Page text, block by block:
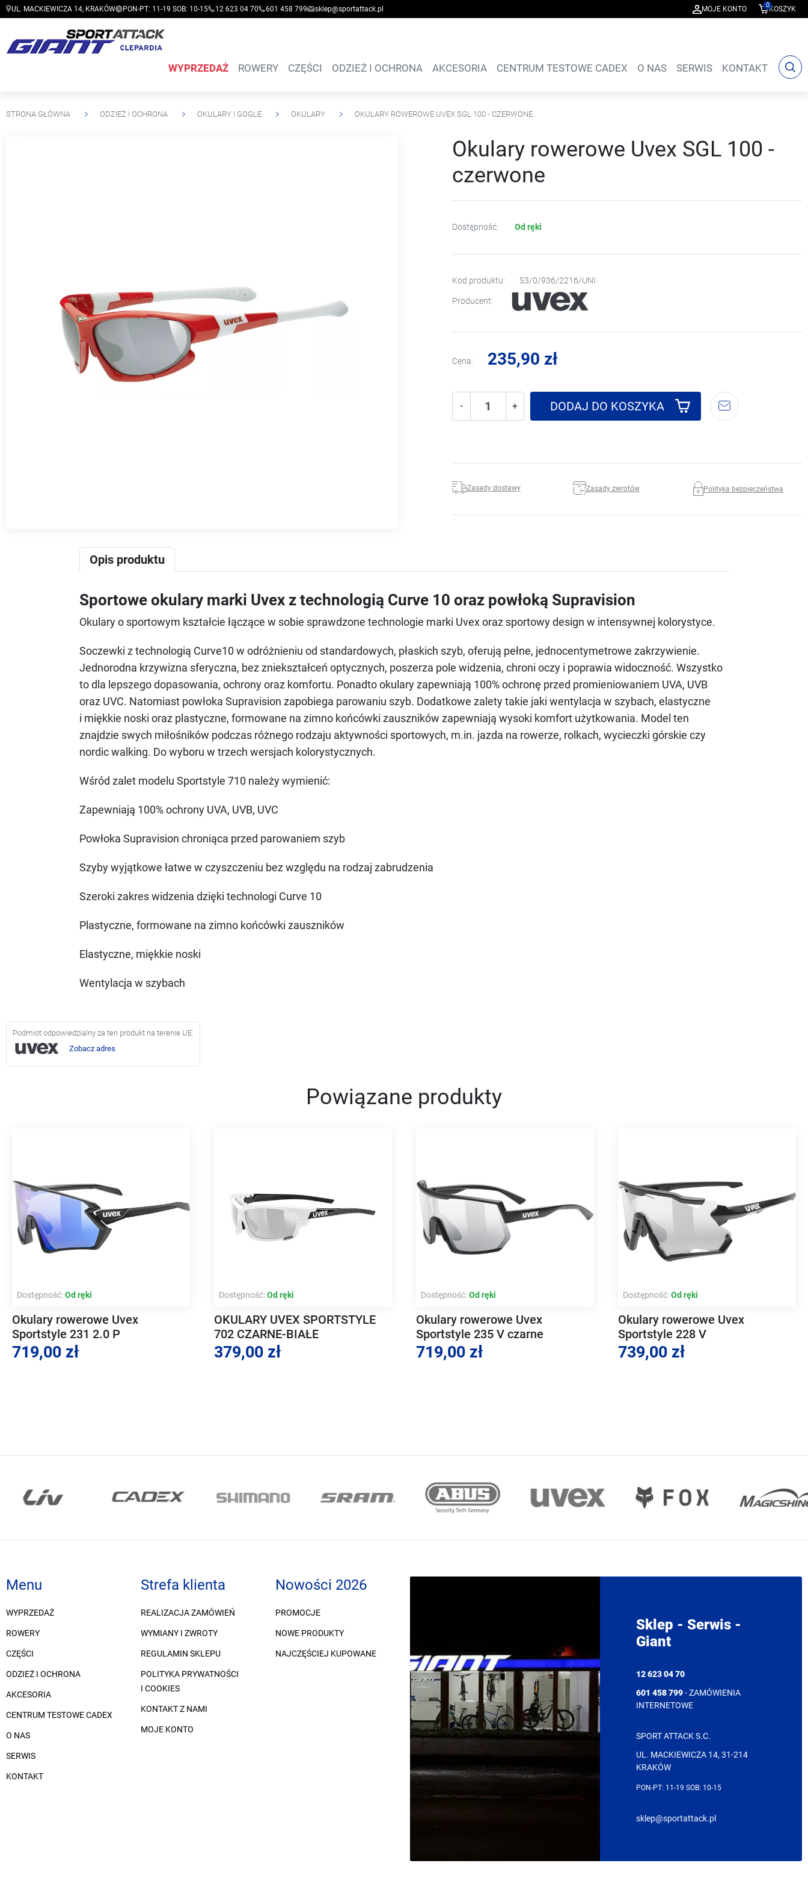
UL. MACKIEWICZA 14, KRAKÓW PON-PT: 11-19 SOB: 10-15 12 623 04 70 601 458 799 sklep@sportattack.pl MOJE KONTO 0KOSZYK
WYPRZEDAŻ ROWERY CZĘŚCI ODZIEŻ I OCHRONA AKCESORIA CENTRUM TESTOWE CADEX O NAS SERWIS KONTAKT
STRONA GŁÓWNA ODZIEŻ I OCHRONA OKULARY I GOGLE OKULARY OKULARY ROWEROWE UVEX SGL 100 - CZERWONE
Okulary rowerowe Uvex SGL 100 -
czerwone
Dostępność: Od ręki
Kod produktu: 53/0/936/2216/UNI
Producent:
Cena: 235,90 zł
- + DODAJ DO KOSZYKA
Zasady dostawy Zasady zwrotów Polityka bezpieczeństwa
Opis produktu
Sportowe okulary marki Uvex z technologią Curve 10 oraz powłoką Supravision
Okulary o sportowym kształcie łączące w sobie sprawdzone technologie marki Uvex oraz sportowy design w intensywnej kolorystyce.
Soczewki z technologią Curve10 w odróżnieniu od standardowych, płaskich szyb, oferują pełne, jednocentymetrowe zakrzywienie.
Jednorodna krzywizna sferyczna, bez zniekształceń optycznych, poszerza pole widzenia, chroni oczy i poprawia widoczność. Wszystko
to dla lepszego dopasowania, ochrony oraz komfortu. Ponadto okulary zapewniają 100% ochronę przed promieniowaniem UVA, UVB
oraz UVC. Natomiast powłoka Supravision zapobiega parowaniu szyb. Dodatkowe zalety takie jaki wentylacja w szybach, elastyczne
i miękkie noski oraz plastyczne, formowane na zimno końcówki zauszników zapewniają wysoki komfort użytkowania. Model ten
znajdzie swych miłośników podczas różnego rodzaju aktywności sportowych, m.in. jazda na rowerze, rolkach, wycieczki górskie czy
nordic walking. Do wyboru w trzech wersjach kolorystycznych.
Wśród zalet modelu Sportstyle 710 należy wymienić:
Zapewniają 100% ochrony UVA, UVB, UVC
Powłoka Supravision chroniąca przed parowaniem szyb
Szyby wyjątkowe łatwe w czyszczeniu bez względu na rodzaj zabrudzenia
Szeroki zakres widzenia dzięki technologi Curve 10
Plastyczne, formowane na zimno końcówki zauszników
Elastyczne, miękkie noski
Wentylacja w szybach
Podmiot odpowiedzialny za ten produkt na terenie UE:
Zobacz adres
Powiązane produkty
Dostępność:Od ręki
Okulary rowerowe Uvex
Sportstyle 231 2.0 P
719,00 zł
Dostępność:Od ręki
OKULARY UVEX SPORTSTYLE
702 CZARNE-BIAŁE
379,00 zł
Dostępność:Od ręki
Okulary rowerowe Uvex
Sportstyle 235 V czarne
719,00 zł
Dostępność:Od ręki
Okulary rowerowe Uvex
Sportstyle 228 V
739,00 zł
Menu
WYPRZEDAŻ
ROWERY
CZĘŚCI
ODZIEŻ I OCHRONA
AKCESORIA
CENTRUM TESTOWE CADEX
O NAS
SERWIS
KONTAKT
Strefa klienta
REALIZACJA ZAMÓWIEŃ
WYMIANY I ZWROTY
REGULAMIN SKLEPU
POLITYKA PRYWATNOŚCI
I COOKIES
KONTAKT Z NAMI
MOJE KONTO
Nowości 2026
PROMOCJE
NOWE PRODUKTY
NAJCZĘŚCIEJ KUPOWANE
Sklep - Serwis -
Giant
12 623 04 70
601 458 799- ZAMÓWIENIA
INTERNETOWE
SPORT ATTACK S.C.
UL. MACKIEWICZA 14, 31-214
KRAKÓW
PON-PT: 11-19 SOB: 10-15
sklep@sportattack.pl